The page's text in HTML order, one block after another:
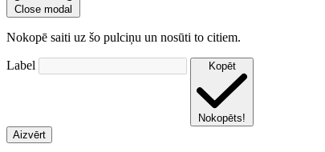
Close modal
Nokopē saiti uz šo pulciņu un nosūti to citiem.
Label Kopēt
Nokopēts!
Aizvērt